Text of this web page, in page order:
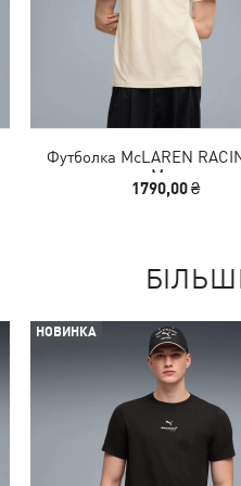
Футболка McLAREN
Men
1790,00 ₴
НОВИНКА